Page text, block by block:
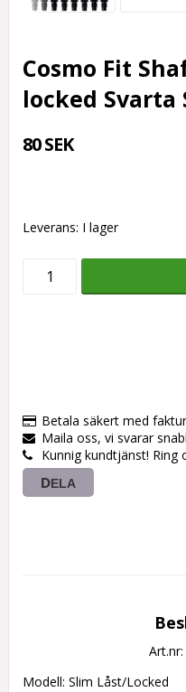
Cosmo Fit
locked Svarta
80 SEK
Leverans: I lager
Betala säkert med
Maila oss, vi svarar
Kunnig kundtjänst! Ring
DELA
Modell: Slim Låst/Locked